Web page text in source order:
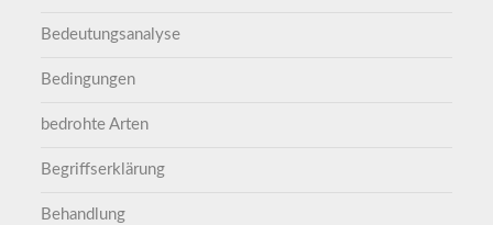
Bedeutungsanalyse
Bedingungen
bedrohte Arten
Begriffserklärung
Behandlung